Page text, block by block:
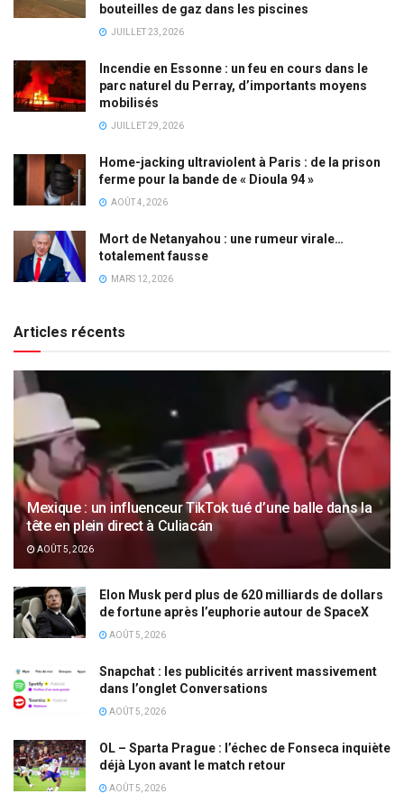
bouteilles de gaz dans les piscines
JUILLET 23, 2026
Incendie en Essonne : un feu en cours dans le
parc naturel du Perray, d’importants moyens
mobilisés
JUILLET 29, 2026
Home-jacking ultraviolent à Paris : de la prison
ferme pour la bande de « Dioula 94 »
AOÛT 4, 2026
Mort de Netanyahou : une rumeur virale…
totalement fausse
MARS 12, 2026
Articles récents
Mexique : un influenceur TikTok tué d’une balle dans la
tête en plein direct à Culiacán
AOÛT 5, 2026
Elon Musk perd plus de 620 milliards de dollars
de fortune après l’euphorie autour de SpaceX
AOÛT 5, 2026
Snapchat : les publicités arrivent massivement
dans l’onglet Conversations
AOÛT 5, 2026
OL – Sparta Prague : l’échec de Fonseca inquiète
déjà Lyon avant le match retour
AOÛT 5, 2026